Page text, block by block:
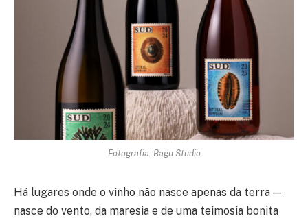
Fotografia: Bagu Studio
Há lugares onde o vinho não nasce apenas da terra —
nasce do vento, da maresia e de uma teimosia bonita